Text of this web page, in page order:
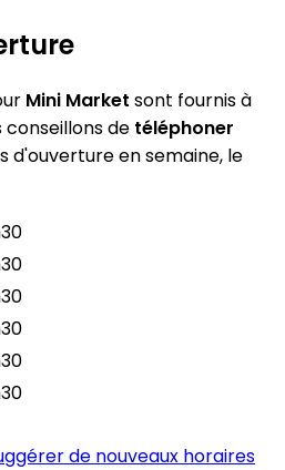
Mini Market sont fournis à
conseillons de téléphoner
d'ouverture en semaine, le
de nouveaux horaires